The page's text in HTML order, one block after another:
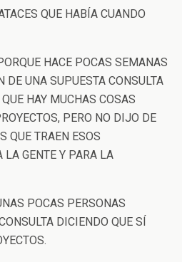
QUE HABÍA CUANDO
HACE POCAS SEMANAS
UNA SUPUESTA CONSULTA
HAY MUCHAS COSAS
PERO NO DIJO DE
QUE TRAEN ESOS
LA GENTE Y PARA LA
POCAS PERSONAS
DICIENDO QUE SÍ